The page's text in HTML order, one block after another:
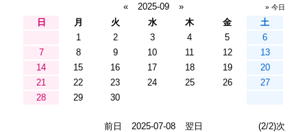
« 2025-09 » » 今日
日 月 火 水 木 金
土
1
2 3 4 5
6
7
8 9 10 11 12
13
14
15 16 17 18 19
20
21
22 23 24 25 26
27
28
29 30
前日 2025-07-08 翌日
(2/2)次